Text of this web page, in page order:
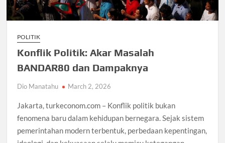
POLITIK
Konflik Politik: Akar Masalah
BANDAR80 dan Dampaknya
Dio Manatahu March 2, 2026
Jakarta, turkeconom.com – Konflik politik bukan
fenomena baru dalam kehidupan bernegara. Sejak sistem
pemerintahan modern terbentuk, perbedaan kepentingan,